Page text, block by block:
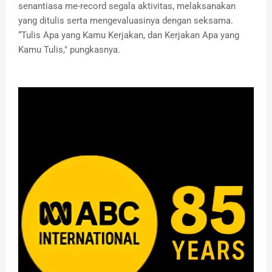
senantiasa me-record segala aktivitas, melaksanakan
yang ditulis serta mengevaluasinya dengan seksama.
“Tulis Apa yang Kamu Kerjakan, dan Kerjakan Apa yang
Kamu Tulis," pungkasnya.